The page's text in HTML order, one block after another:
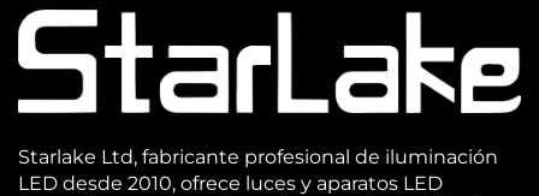
Starlake Ltd, fabricante profesional de iluminación
LED desde 2010, ofrece luces y aparatos LED